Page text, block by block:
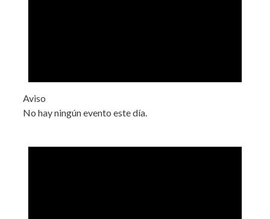
Aviso
No hay ningún evento este día.